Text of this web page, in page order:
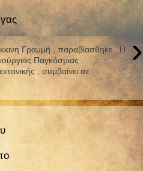
›
Γραμμή , παραβίασθηκε . Η
Παγκόσμιας
, συμβαίνει σε